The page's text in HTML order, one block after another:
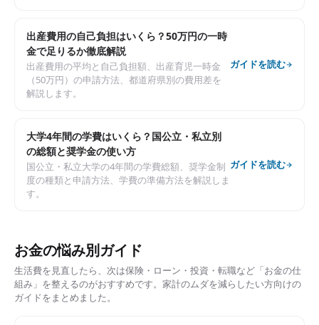
出産費用の自己負担はいくら？50万円の一時
金で足りるか徹底解説
出産費用の平均と自己負担額、出産育児一時金
（50万円）の申請方法、都道府県別の費用差を
解説します。
ガイドを読む
大学4年間の学費はいくら？国公立・私立別
の総額と奨学金の使い方
国公立・私立大学の4年間の学費総額、奨学金制
度の種類と申請方法、学費の準備方法を解説しま
す。
ガイドを読む
お金の悩み別ガイド
生活費を見直したら、次は保険・ローン・投資・転職など「お金の仕
組み」を整えるのがおすすめです。家計のムダを減らしたい方向けの
ガイドをまとめました。